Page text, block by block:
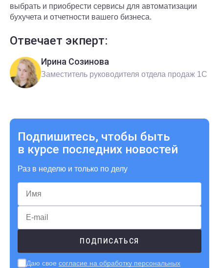
выбрать и приобрести сервисы для автоматизации
бухучета и отчетности вашего бизнеса.
Отвечает экперт:
Ирина Созинова
Заместитель руководителя отдела продаж 1С
Подпишитесь, чтобы быть
в курсе последних новостей
Раз в неделю и только по делу
Даю свое согласие на обработку персональных